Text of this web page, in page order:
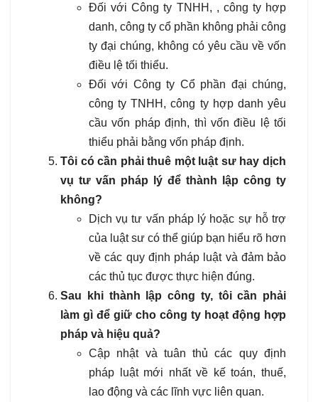
Đối với Công ty TNHH, , công ty hợp
danh, công ty cổ phần không phải công
ty đại chúng, không có yêu cầu về vốn
điều lệ tối thiểu.
Đối với Công ty Cổ phần đại chúng,
công ty TNHH, công ty hợp danh yêu
cầu vốn pháp định, thì vốn điều lệ tối
thiểu phải bằng vốn pháp định.
Tôi có cần phải thuê một luật sư hay dịch
vụ tư vấn pháp lý để thành lập công ty
không?
Dịch vụ tư vấn pháp lý hoặc sự hỗ trợ
của luật sư có thể giúp bạn hiểu rõ hơn
về các quy định pháp luật và đảm bảo
các thủ tục được thực hiện đúng.
Sau khi thành lập công ty, tôi cần phải
làm gì để giữ cho công ty hoạt động hợp
pháp và hiệu quả?
Cập nhật và tuân thủ các quy định
pháp luật mới nhất về kế toán, thuế,
lao động và các lĩnh vực liên quan.